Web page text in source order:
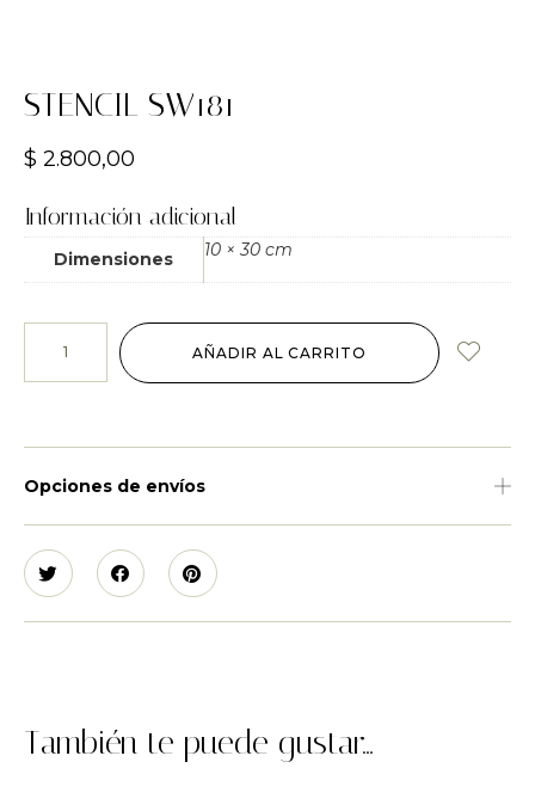
STENCIL SW181
$ 2.800,00
Información adicional
Dimensiones 10 × 30 cm
AÑADIR AL CARRITO
Opciones de envíos
También te puede gustar...